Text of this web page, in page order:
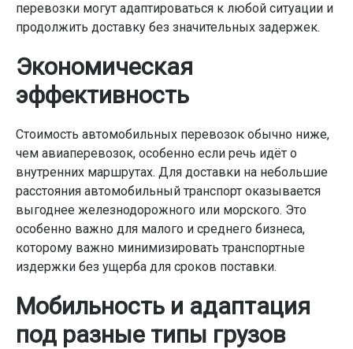
перевозки могут адаптироваться к любой ситуации и
продолжить доставку без значительных задержек.
Экономическая
эффективность
Стоимость автомобильных перевозок обычно ниже,
чем авиаперевозок, особенно если речь идёт о
внутренних маршрутах. Для доставки на небольшие
расстояния автомобильный транспорт оказывается
выгоднее железнодорожного или морского. Это
особенно важно для малого и среднего бизнеса,
которому важно минимизировать транспортные
издержки без ущерба для сроков поставки.
Мобильность и адаптация
под разные типы грузов